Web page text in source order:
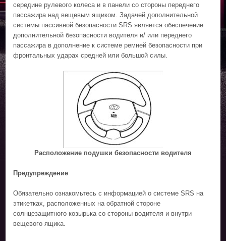
середине рулевого колеса и в панели со стороны переднего
пассажира над вещевым ящиком. Задачей дополнительной
системы пассивной безопасности SRS является обеспечение
дополнительной безопасности водителя и/ или переднего
пассажира в дополнение к системе ремней безопасности при
фронтальных ударах средней или большой силы.
Расположение подушки безопасности водителя
Предупреждение
Обязательно ознакомьтесь с информацией о системе SRS на
этикетках, расположенных на обратной стороне
солнцезащитного козырька со стороны водителя и внутри
вещевого ящика.